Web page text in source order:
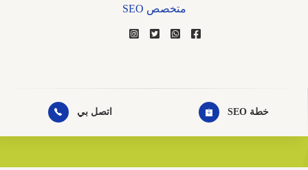
متخصص SEO
خطة SEO اتصل بي